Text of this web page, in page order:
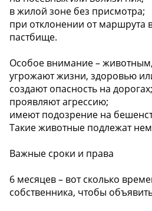
в жилой зоне без присмотра;
при отклонении от маршрута
пастбище.
Особое внимание –
угрожают жизни, здоровью
создают опасность на дорогах;
проявляют агрессию;
имеют подозрение на
Такие животные подлежат
Важные сроки и права
6 месяцев – вот сколько
собственника, чтобы